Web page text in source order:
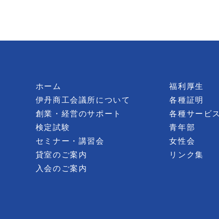
ホーム
伊丹商工会議所について
創業・経営のサポート
検定試験
セミナー・講習会
貸室のご案内
入会のご案内
福利厚生
各種証明
各種サービ
青年部
女性会
リンク集